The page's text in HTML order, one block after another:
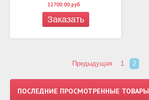
12700.00 руб
Заказать
Предыдущая 1 2
ПОСЛЕДНИЕ ПРОСМОТРЕННЫЕ ТОВАРЫ